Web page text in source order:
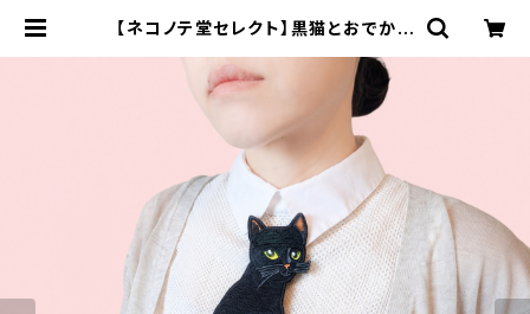
【ネコノテ堂セレクト】黒猫とおでかけ
刺繍 パッチ 男女兼用 | ネコノテ
堂｜猫の首輪 ペットと飼い主のおそ
ろいアクセサリー